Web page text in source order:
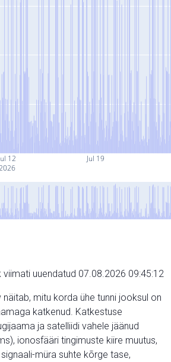
12
2026
Jul 19
viimati uuendatud 07.08.2026 09:45:12
mitu korda ühe tunni jooksul on
katkenud. Katkestuse
ja satelliidi vahele jäänud
ionosfääri tingimuste kiire muutus,
müra suhte kõrge tase,